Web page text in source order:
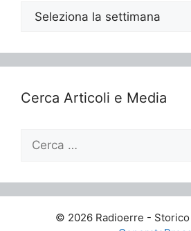
Cerca Articoli e Media
per:
© 2026 Radioerre - Storico